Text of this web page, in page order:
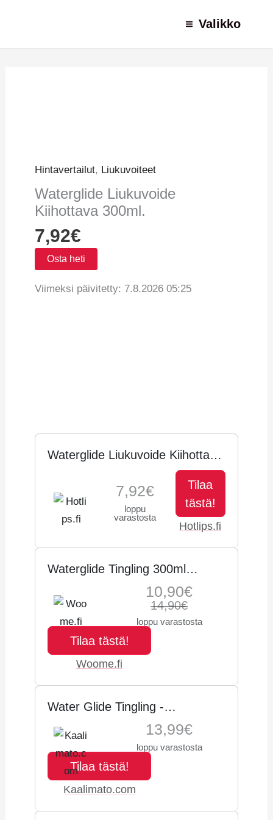
Valikko
Hintavertailut, Liukuvoiteet
Waterglide Liukuvoide
Kiihottava 300ml.
7,92€
Osta heti
Viimeksi päivitetty: 7.8.2026 05:25
Waterglide Liukuvoide Kiihottava
7,92€
loppu
varastosta
Tilaa
tästä!
Hotlips.fi
Waterglide Tingling 300ml
Vesipohjainen liukuvoide
10,90€
14,90€
loppu varastosta
Tilaa tästä!
Woome.fi
Water Glide Tingling -
Kihelmöivä liukuvoide 300 ml
vesipohjainen riittoisa täyteläinen
vegaaninen
13,99€
loppu varastosta
Tilaa tästä!
Kaalimato.com